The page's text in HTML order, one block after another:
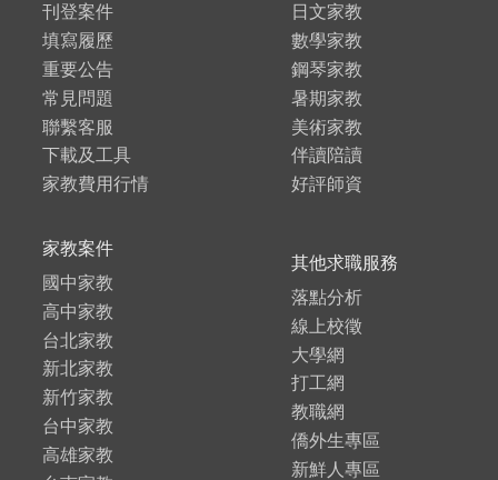
刊登案件
填寫履歷
重要公告
常見問題
聯繫客服
下載及工具
家教費用行情
日文家教
數學家教
鋼琴家教
暑期家教
美術家教
伴讀陪讀
好評師資
家教案件
國中家教
高中家教
台北家教
新北家教
新竹家教
台中家教
高雄家教
其他求職服務
落點分析
線上校徵
大學網
打工網
教職網
僑外生專區
新鮮人專區